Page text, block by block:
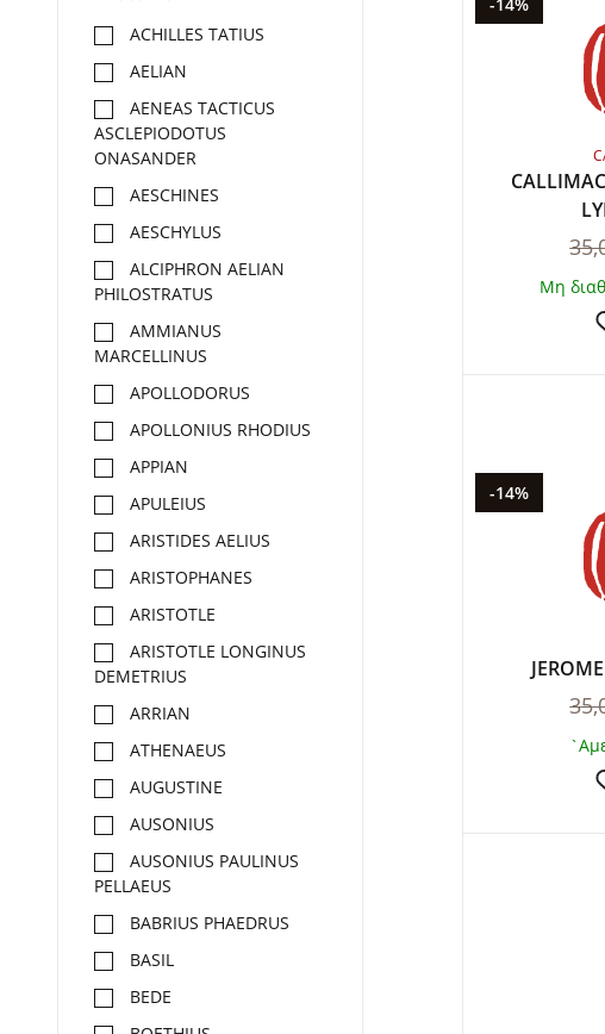
ACHILLES TATIUS
AELIAN
AENEAS TACTICUS
ASCLEPIODOTUS
ONASANDER
AESCHINES
AESCHYLUS
ALCIPHRON AELIAN
PHILOSTRATUS
AMMIANUS
MARCELLINUS
APOLLODORUS
APOLLONIUS RHODIUS
APPIAN
APULEIUS
ARISTIDES AELIUS
ARISTOPHANES
ARISTOTLE
ARISTOTLE LONGINUS
DEMETRIUS
ARRIAN
ATHENAEUS
AUGUSTINE
AUSONIUS
AUSONIUS PAULINUS
PELLAEUS
BABRIUS PHAEDRUS
BASIL
BEDE
Μη
-14%